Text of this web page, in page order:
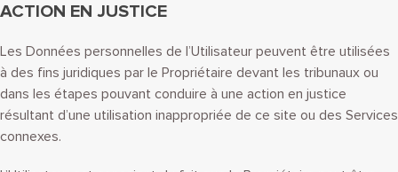
ACTION EN JUSTICE
Les Données personnelles de l’Utilisateur peuvent être utilisées
à des fins juridiques par le Propriétaire devant les tribunaux ou
dans les étapes pouvant conduire à une action en justice
résultant d’une utilisation inappropriée de ce site ou des Services
connexes.